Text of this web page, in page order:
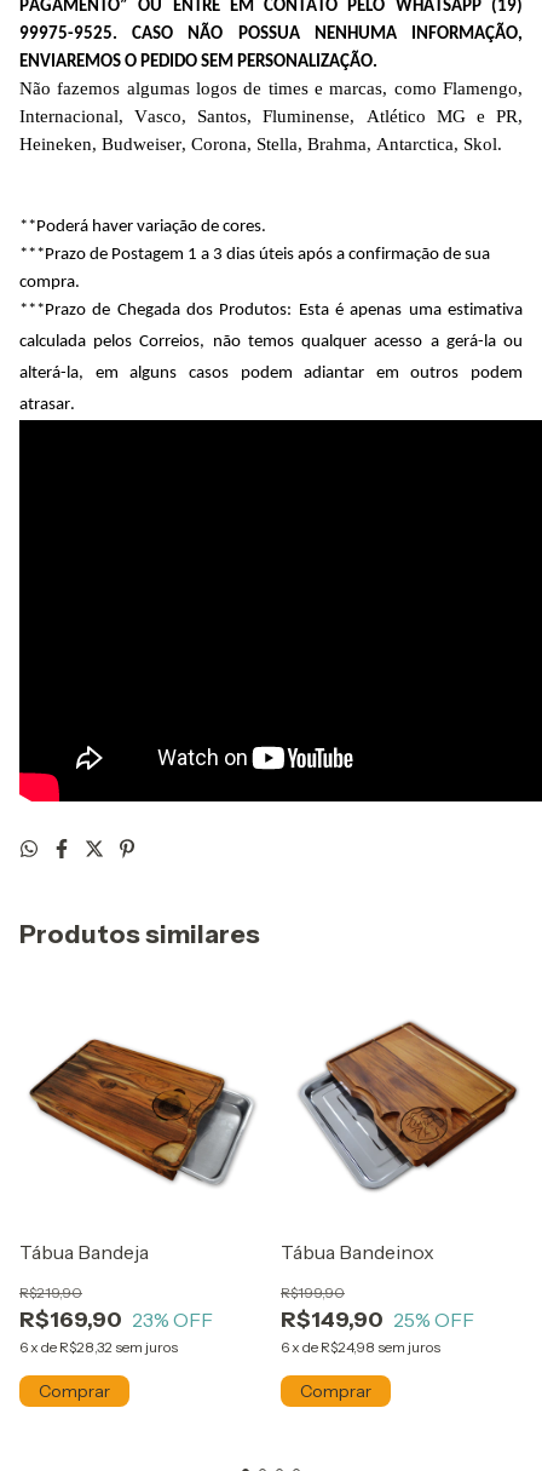
PAGAMENTO” OU ENTRE EM CONTATO PELO WHATSAPP (19)
99975-9525. CASO NÃO POSSUA NENHUMA INFORMAÇÃO,
ENVIAREMOS O PEDIDO SEM PERSONALIZAÇÃO.
Não fazemos algumas logos de times e marcas, como Flamengo,
Internacional, Vasco, Santos, Fluminense, Atlético MG e PR,
Heineken, Budweiser, Corona, Stella, Brahma, Antarctica, Skol.
**Poderá haver variação de cores.
***Prazo de Postagem 1 a 3 dias úteis após a confirmação de sua
compra.
***Prazo de Chegada dos Produtos: Esta é apenas uma estimativa
calculada pelos Correios, não temos qualquer acesso a gerá-la ou
alterá-la, em alguns casos podem adiantar em outros podem
atrasar.
Produtos similares
Tábua Bandeja
R$169,90
R$219,90
23% OFF
6 x de R$28,32 sem juros
Tábua Bandeinox
R$149,90
R$199,90
25% OFF
6 x de R$24,98 sem juros